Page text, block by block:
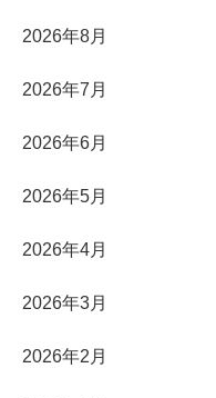
2026年8月
2026年7月
2026年6月
2026年5月
2026年4月
2026年3月
2026年2月